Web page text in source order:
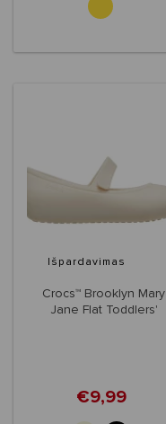
Išpardavimas
Crocs™ Brooklyn Mary
Jane Flat Toddlers'
€9,99